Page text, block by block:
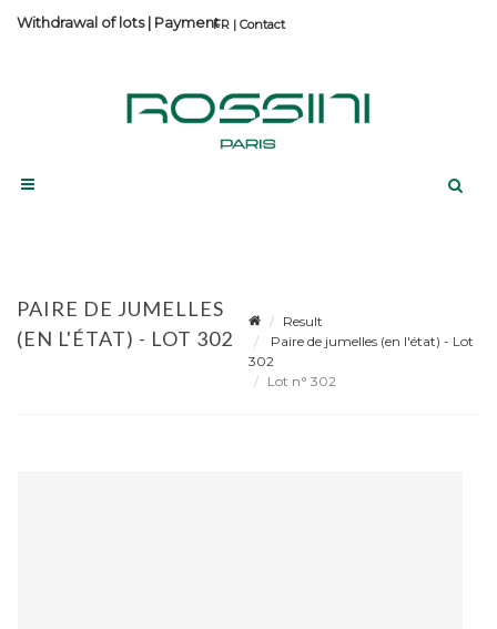
Contact
Withdrawal of lots| Payment
PAIRE DE JUMELLES
(EN L'ÉTAT) - LOT 302
Result
Paire de jumelles (en l'état) - Lot
302
Lot n° 302